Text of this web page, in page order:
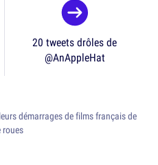
20 tweets drôles de
@AnAppleHat
démarrages de films français de
roues